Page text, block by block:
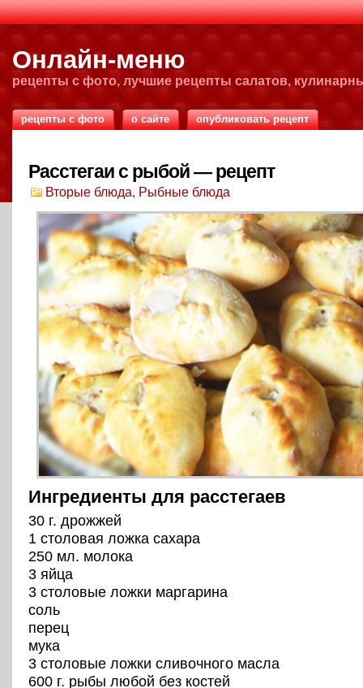
Онлайн-меню
рецепты с фото, лучшие рецепты салатов,
рецепты с фото о сайте опубликовать рецепт
Расстегаи с рыбой — рецепт
Вторые блюда, Рыбные блюда
Ингредиенты для расстегаев
30 г. дрожжей
1 столовая ложка сахара
250 мл. молока
3 яйца
3 столовые ложки маргарина
соль
перец
мука
3 столовые ложки сливочного масла
600 г. рыбы любой без костей